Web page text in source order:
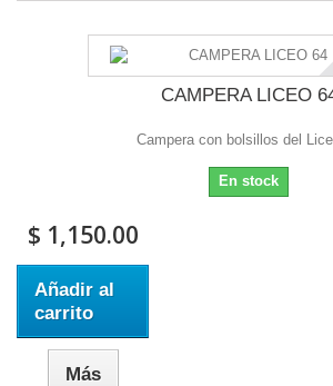
CAMPERA LICEO
Campera con bolsillos del
En stock
$ 1,150.00
Añadir al
carrito
Más